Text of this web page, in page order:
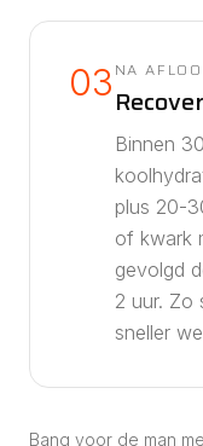
03 NA
Binnen
plus 20-
of kwark
gevolgd
2 uur. Zo
sneller
Bang voor de man